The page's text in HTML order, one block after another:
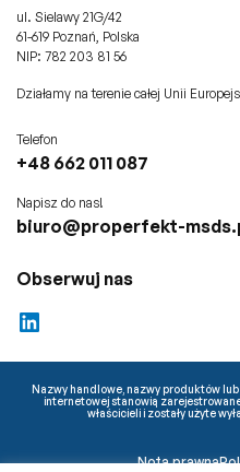
ul. Sielawy 21G/42
61-619 Poznań, Polska
NIP: 782 203 81 56
Działamy na terenie całej Unii
Telefon
+48 662 011 087
Napisz do nas!
biuro@properfekt-
Obserwuj nas
LinkedIn
Nazwy handlowe, nazwy produktów
internetowej stanowią
właścicieli i zostały użyte
Nota prawna